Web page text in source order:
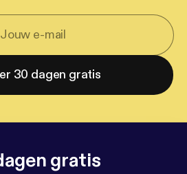
30 dagen gratis
gratis